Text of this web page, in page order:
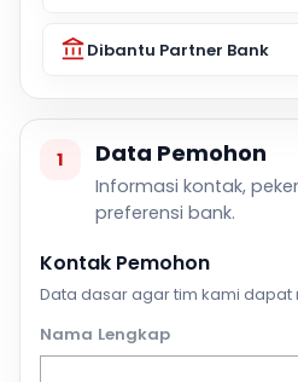
Dibantu Partner Bank
1 Data Pemohon
Informasi kontak,
preferensi bank.
Kontak Pemohon
Data dasar agar tim kami dapat
Nama Lengkap